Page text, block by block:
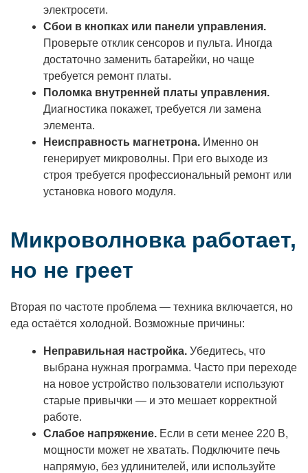
электросети.
Сбои в кнопках или панели управления.
Проверьте отклик сенсоров и пульта. Иногда
достаточно заменить батарейки, но чаще
требуется ремонт платы.
Поломка внутренней платы управления.
Диагностика покажет, требуется ли замена
элемента.
Неисправность магнетрона. Именно он
генерирует микроволны. При его выходе из
строя требуется профессиональный ремонт или
установка нового модуля.
Микроволновка работает,
но не греет
Вторая по частоте проблема — техника включается, но
еда остаётся холодной. Возможные причины:
Неправильная настройка. Убедитесь, что
выбрана нужная программа. Часто при переходе
на новое устройство пользователи используют
старые привычки — и это мешает корректной
работе.
Слабое напряжение. Если в сети менее 220 В,
мощности может не хватать. Подключите печь
напрямую, без удлинителей, или используйте